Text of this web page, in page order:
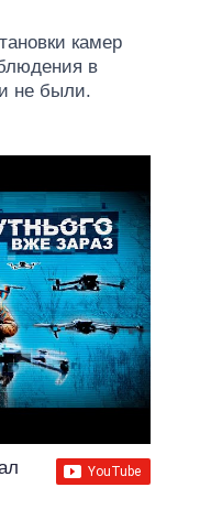
камер
в
не были.